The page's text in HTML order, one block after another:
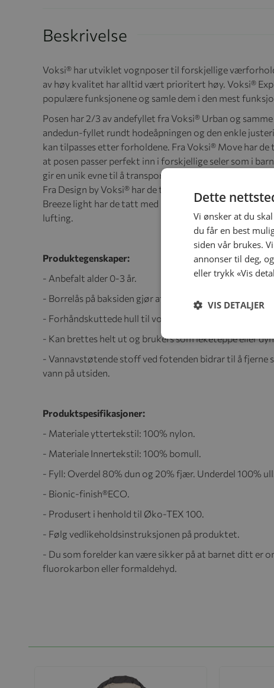
Beskrivelse
Voksi® har utviklet vognposer til forskjellige
av høy kvalitet har alltid vært prioritert høy. Voksi®
populære funksjonene og samle dem i den mest
Posen har 2/3 av andefyllet fra Voksi® Urban og
andedun-fyllet rundt hodeåpningen og den enkle
kan tilpasses etter forholdene. Fra Voksi® Move har
at posen passer perfekt inn i forskjellige seler som i
gir en unik evne til å transportere fuktighet vekk fra
Fra Design by Voksi® har de tatt med funksjonen som
Breeze light har de tatt med innertrekket i
lufting.
Produktegenskaper:
- Anbefalt alder 0-3 år.
- Borrelås på baksiden gjør at posen passer perfekt til
- Forhåndskuttede hull til vognseler.
- Kan brettes helt ut og brukers som leketeppe eller
- Vannavstøtende stoff ved fotenden bidrar til å fjerne
vann på utsiden.
Produktspesifikasjoner:
- Materiale yttertekstil: 100% nylon.
- Materiale Innertekstil: 100% bomull.
- Fyll: Overdel 80% dun og 20% fjær. Underdel 100% ull.
- Bionic-finish®ECO.
- Produsert i henhold til Øko-TEX 100.
- Følg vedlikeholdsinstruksjonen på produktet.
- Du som forelder kan være sikker på at barnet ditt er
fluorokarbon eller formaldehyd.
Dette
Vi ønsker at du
du får en best
siden vår brukes.
annonser til deg,
eller trykk «Vis
VIS DETALJER